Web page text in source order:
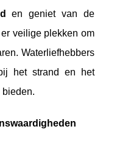
en geniet van de
veilige plekken om
Waterliefhebbers
het strand en het
bieden.